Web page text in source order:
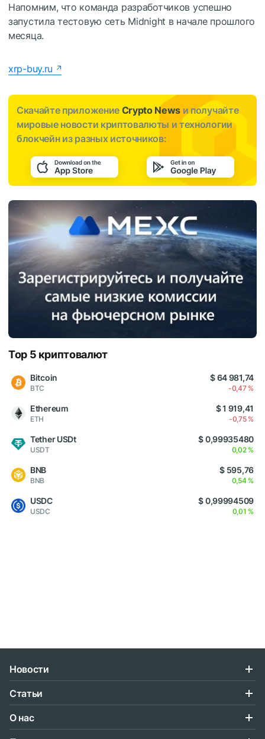
Напомним, что команда разработчиков успешно
запустила тестовую сеть Midnight в начале прошлого
месяца.
xrp-buy.ru
Скачайте приложение Crypto News и получайте
мировые новости криптовалюты и технологии
блокчейн из разных источников:
Top 5 криптовалют
Bitcoin
BTC
$ 64 981,74
-0,47 %
Ethereum
ETH
$ 1 919,41
-0,75 %
Tether USDt
USDT
$ 0,99935480
0,02 %
BNB
BNB
$ 595,76
0,54 %
USDC
USDC
$ 0,99994509
0,01 %
Новости
Статьи
О нас